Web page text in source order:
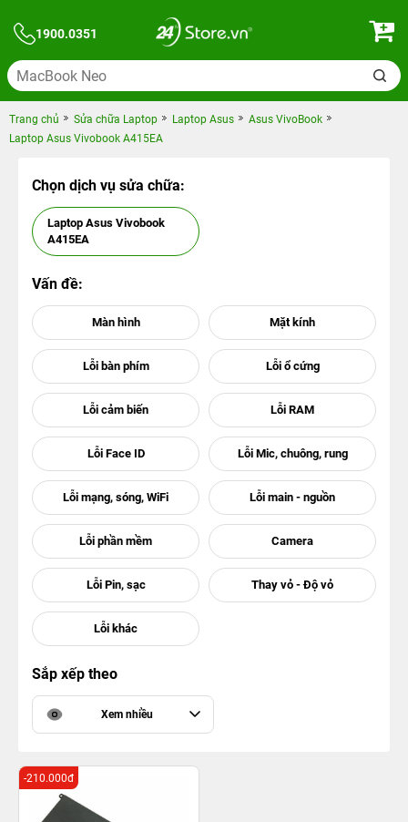
1900.0351
Trang chủ Sửa chữa Laptop Laptop Asus
Asus VivoBook
Laptop Asus Vivobook A415EA
Chọn dịch vụ sửa chữa:
Laptop Asus Vivobook
A415EA
Vấn đề:
Sắp xếp theo
Xem nhiều
-210.000đ